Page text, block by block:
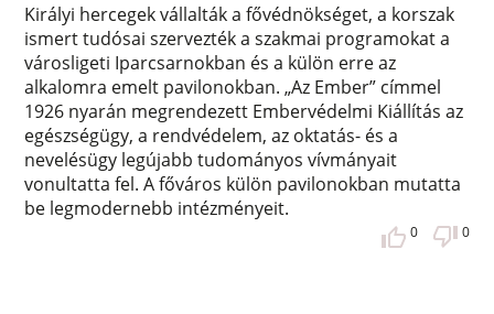
Királyi hercegek vállalták a fővédnökséget, a korszak
ismert tudósai szervezték a szakmai programokat a
városligeti Iparcsarnokban és a külön erre az
alkalomra emelt pavilonokban. „Az Ember” címmel
1926 nyarán megrendezett Embervédelmi Kiállítás az
egészségügy, a rendvédelem, az oktatás- és a
nevelésügy legújabb tudományos vívmányait
vonultatta fel. A főváros külön pavilonokban mutatta
be legmodernebb intézményeit.
0 0